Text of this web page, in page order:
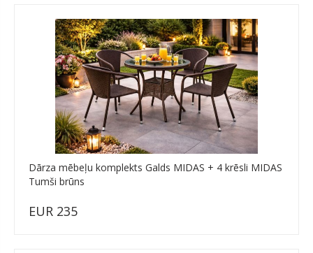
Dārza mēbeļu komplekts Galds MIDAS + 4 krēsli MIDAS
Tumši brūns
EUR 235